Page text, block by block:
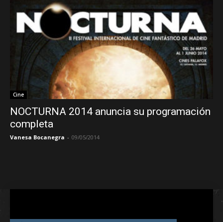
Cine
NOCTURNA 2014 anuncia su programación
completa
Vanesa Bocanegra - 09/05/2014